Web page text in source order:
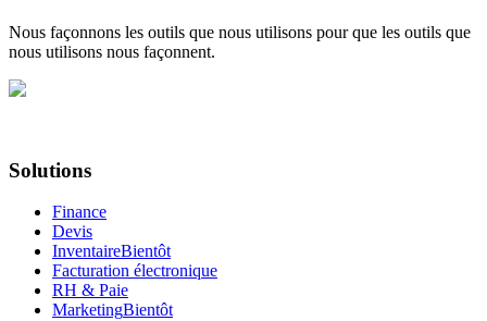
Nous façonnons les outils que nous utilisons pour que les outils que
nous utilisons nous façonnent.
Solutions
Finance
Devis
InventaireBientôt
Facturation électronique
RH & Paie
MarketingBientôt